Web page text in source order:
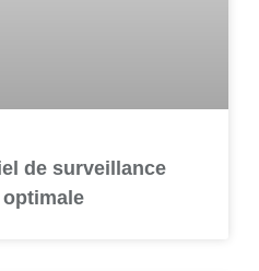
de surveillance